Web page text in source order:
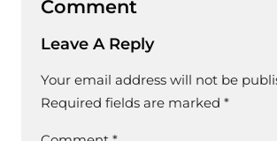
Comment
Leave A Reply
Your email address will not be
Required fields are marked *